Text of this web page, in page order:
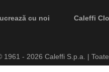
cu noi Caleffi
1961 - 2026 Caleffi S.p.a. |